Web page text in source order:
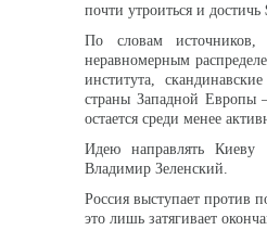
почти утроиться и
По словам источников,
неравномерным
института,
страны Западной
остается среди менее
Идею направлять Киеву
Владимир Зеленский.
Россия выступает против
это лишь затягивает